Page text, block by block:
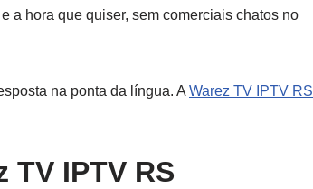
a hora que quiser, sem comerciais chatos no
na ponta da língua. A Warez TV IPTV RS
IPTV RS